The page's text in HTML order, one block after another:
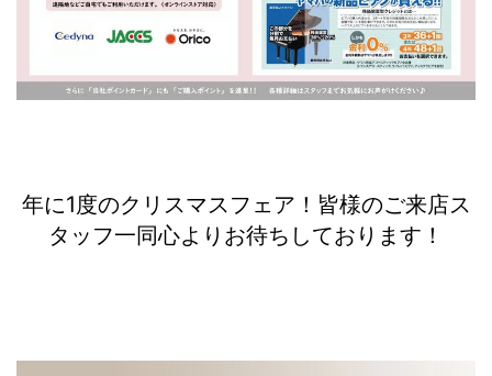
年に1度のクリスマスフェア！皆様のご来店ス
タッフ一同心よりお待ちしております！